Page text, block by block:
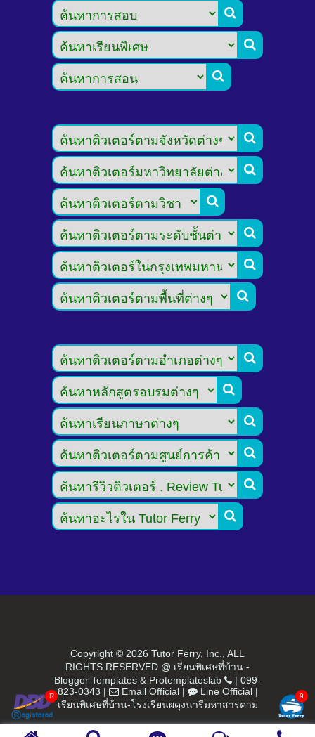















Copyright © 2026 Tutor Ferry, Inc., ALL
RIGHTS RESERVED @ เรียนพิเศษที่บ้าน -
Blogger Templates & Protemplateslab | 099-
823-0343 | Email Official| Line Official|
เรียนพิเศษที่บ้าน-โรงเรียนผดุงนารีมหาสารคาม